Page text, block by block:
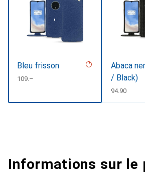
Bleu frisson
CHF
109.–
Abaca
/ Black)
CHF
94.90
Informations sur le